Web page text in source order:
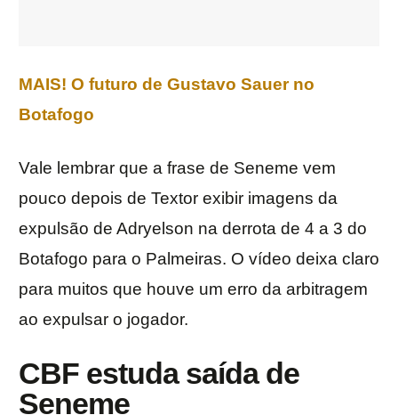
MAIS! O futuro de Gustavo Sauer no
Botafogo
Vale lembrar que a frase de Seneme vem
pouco depois de Textor exibir imagens da
expulsão de Adryelson na derrota de 4 a 3 do
Botafogo para o Palmeiras. O vídeo deixa claro
para muitos que houve um erro da arbitragem
ao expulsar o jogador.
CBF estuda saída de
Seneme